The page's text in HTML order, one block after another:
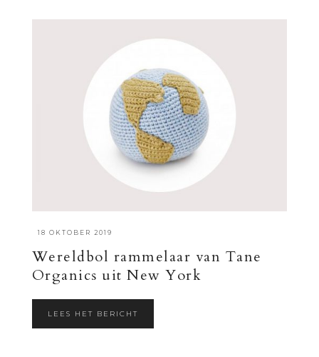
·18 OKTOBER 2019
Wereldbol rammelaar van Tane
Organics uit New York
LEES HET BERICHT